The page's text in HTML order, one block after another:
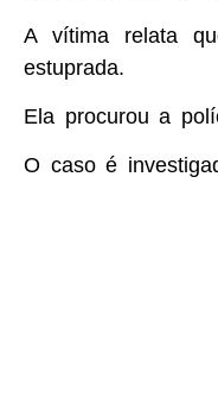
A vítima relata
estuprada.
Ela procurou a
O caso é